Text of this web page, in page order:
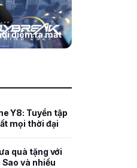
điểm ra mắt
Y8: Tuyển tập
mọi thời đại
quà tặng với
và nhiều